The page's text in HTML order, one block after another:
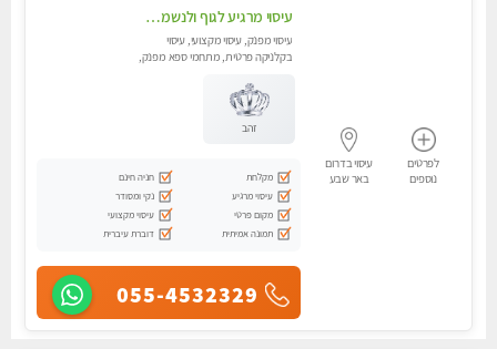
לפרטים
נוספים
עיסוי בדרום
באר שבע
עיסוי מרגיע לגוף ולנשמה מידיים חמות ועדינות,עיסוי מרגיע מי כף רגל עד הראש ללא מין!!!
עיסוי מפנק, עיסוי מקצועי, עיסוי
בקלניקה פרטית, מתחמי ספא מפנק,
זהב
מקלחת
חניה חינם
עיסוי מרגיע
נקי ומסודר
מקום פרטי
עיסוי מקצועי
תמונה אמיתית
דוברת עיברית
055-4532329